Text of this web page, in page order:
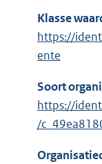
Klasse
https://
ente
Soort
https://
/